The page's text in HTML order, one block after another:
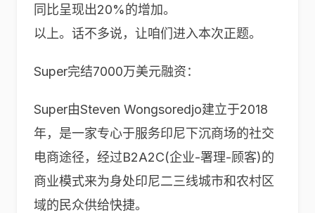
同比呈现出20%的增加。
以上。话不多说，让咱们进入本次正题。
Super完结7000万美元融资：
Super由Steven Wongsoredjo建立于2018
年，是一家专心于服务印尼下沉商场的社交
电商途径，经过B2A2C(企业-署理-顾客)的
商业模式来为身处印尼二三线城市和农村区
域的民众供给快捷。